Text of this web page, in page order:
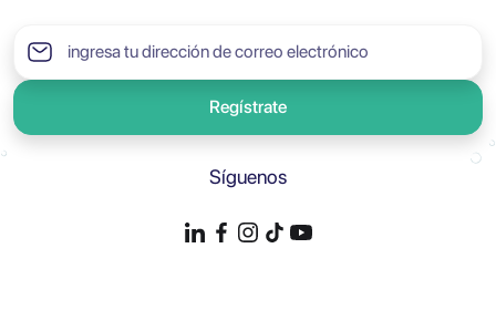
Regístrate
Síguenos